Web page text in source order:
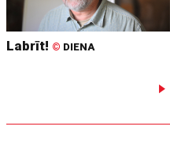
Labrīt! © DIENA